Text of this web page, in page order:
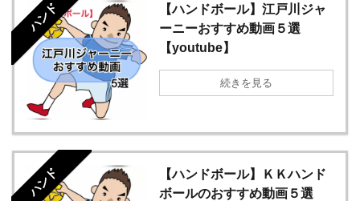
ハンド
【ハンドボール】江戸川ジャ
ーニーおすすめ動画５選
【youtube】
続きを見る
ハンド
【ハンドボール】ＫＫハンド
ボールのおすすめ動画５選